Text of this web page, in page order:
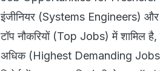
इंजीनियर (Systems Engineers) और
टॉप नौकरियों (Top Jobs) में शामिल
अधिक (Highest Demanding Jobs)